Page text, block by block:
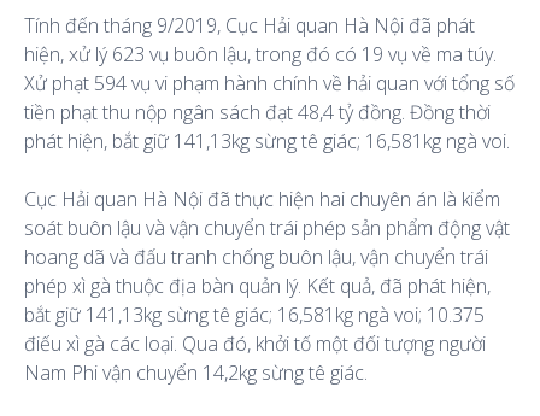
Tính đến tháng 9/2019, Cục Hải quan Hà Nội đã phát
hiện, xử lý 623 vụ buôn lậu, trong đó có 19 vụ về ma túy.
Xử phạt 594 vụ vi phạm hành chính về hải quan với tổng số
tiền phạt thu nộp ngân sách đạt 48,4 tỷ đồng. Đồng thời
phát hiện, bắt giữ 141,13kg sừng tê giác; 16,581kg ngà voi.
Cục Hải quan Hà Nội đã thực hiện hai chuyên án là kiểm
soát buôn lậu và vận chuyển trái phép sản phẩm động vật
hoang dã và đấu tranh chống buôn lậu, vận chuyển trái
phép xì gà thuộc địa bàn quản lý. Kết quả, đã phát hiện,
bắt giữ 141,13kg sừng tê giác; 16,581kg ngà voi; 10.375
điếu xì gà các loại. Qua đó, khởi tố một đối tượng người
Nam Phi vận chuyển 14,2kg sừng tê giác.